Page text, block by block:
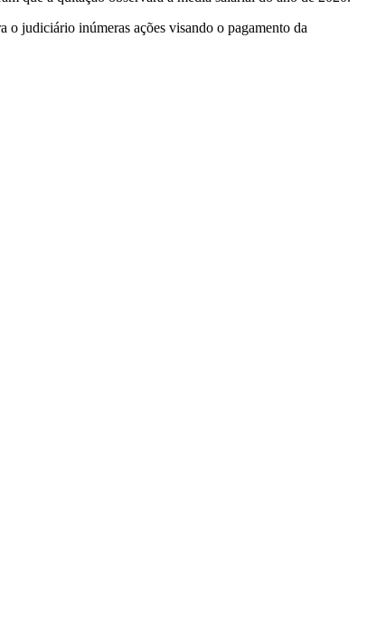
o judiciário inúmeras ações visando o pagamento da